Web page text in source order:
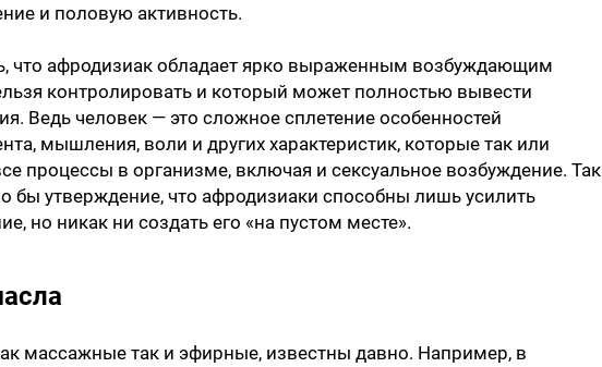
и половую активность.
что афродизиак обладает ярко выраженным возбуждающим
контролировать и который может полностью вывести
Ведь человек — это сложное сплетение особенностей
мышления, воли и других характеристик, которые так или
процессы в организме, включая и сексуальное возбуждение. Так
бы утверждение, что афродизиаки способны лишь усилить
но никак ни создать его «на пустом месте».
массажные так и эфирные, известны давно. Например, в